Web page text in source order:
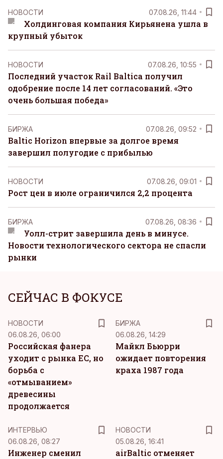
НОВОСТИ 07.08.26, 11:44
Холдинговая компания Кирьянена ушла в
крупный убыток
НОВОСТИ 07.08.26, 10:55
Последний участок Rail Baltica получил
одобрение после 14 лет согласований. «Это
очень большая победа»
БИРЖА 07.08.26, 09:52
Baltic Horizon впервые за долгое время
завершил полугодие с прибылью
НОВОСТИ 07.08.26, 09:01
Рост цен в июле ограничился 2,2 процента
БИРЖА 07.08.26, 08:36
Уолл-стрит завершила день в минусе.
Новости технологического сектора не спасли
рынки
СЕЙЧАС В ФОКУСЕ
НОВОСТИ
06.08.26, 06:00
Российская фанера
уходит с рынка ЕС, но
борьба с
«отмыванием»
древесины
продолжается
БИРЖА
06.08.26, 14:29
Майкл Бьюрри
ожидает повторения
краха 1987 года
ИНТЕРВЬЮ
06.08.26, 08:27
Инженер сменил
НОВОСТИ
05.08.26, 16:41
airBaltic отменяет